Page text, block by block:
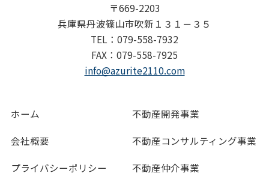
〒669-2203
兵庫県丹波篠山市吹新１３１－３５
TEL：079-558-7932
FAX：079-558-7925
info@azurite2110.com
ホーム
会社概要
プライバシーポリシー
不動産開発事業
不動産コンサルティング事業
不動産仲介事業